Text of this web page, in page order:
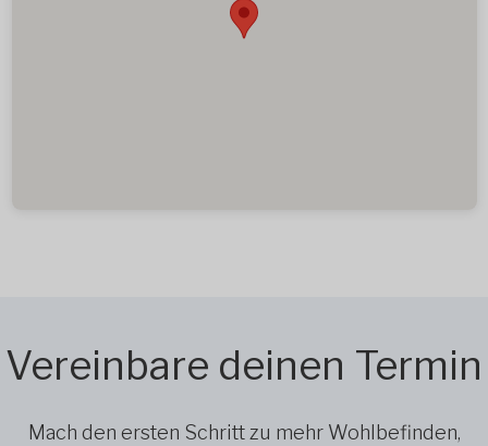
Vereinbare deinen Termin
Mach den ersten Schritt zu mehr Wohlbefinden,